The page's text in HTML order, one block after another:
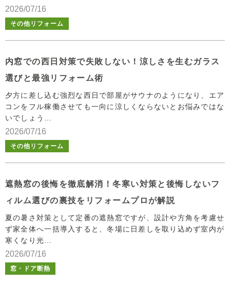
2026/07/16
その他リフォーム
2026/07/16
その他リフォーム
内窓での西日対策で失敗しない！涼しさを生むガラス
選びと最強リフォーム術
夕方に差し込む強烈な西日で部屋がサウナのようになり、エア
コンをフル稼働させても一向に涼しくならないとお悩みではな
いでしょう…
2026/07/16
窓・ドア断熱
遮熱窓の後悔を徹底解消！冬寒い対策と後悔しないフ
ィルム選びの裏技をリフォームプロが解説
夏の暑さ対策として定番の遮熱窓ですが、設計や方角を考慮せ
ず家全体へ一括導入すると、冬場に日差しを取り込めず室内が
寒くなり光…